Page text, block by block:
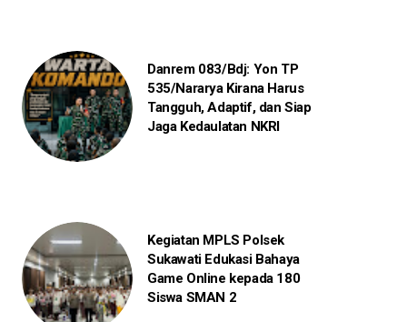
Danrem 083/Bdj: Yon TP
535/Nararya Kirana Harus
Tangguh, Adaptif, dan Siap
Jaga Kedaulatan NKRI
Kegiatan MPLS Polsek
Sukawati Edukasi Bahaya
Game Online kepada 180
Siswa SMAN 2